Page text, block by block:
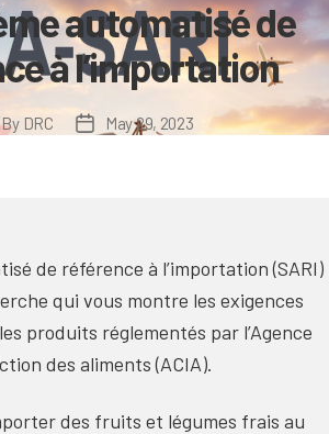
automatisé de
à l’importation
By DRC
PostMay 29, 2023
de référence à l’importation (SARI)
qui vous montre les exigences
produits réglementés par l’Agence
des aliments (ACIA).
des fruits et légumes frais au